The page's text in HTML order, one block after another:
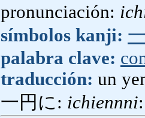
pronunciación:
símbolos kanji:
palabra clave:
traducción: un
一円に: ichiennni